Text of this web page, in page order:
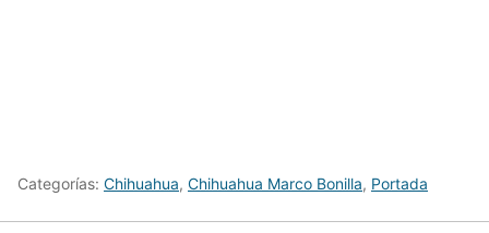
Categorías: Chihuahua, Chihuahua Marco Bonilla, Portada